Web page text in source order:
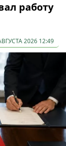
работу
2026 12:49